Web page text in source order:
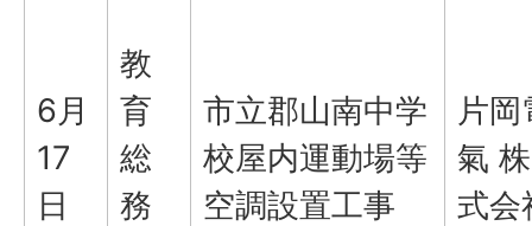
6月
17
日
教
育
総
務
市立郡山南中学
校屋内運動場等
空調設置工事
片岡
氣 株
式会